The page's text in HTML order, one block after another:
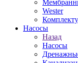
Wester
Насосы
Назад
Насосы